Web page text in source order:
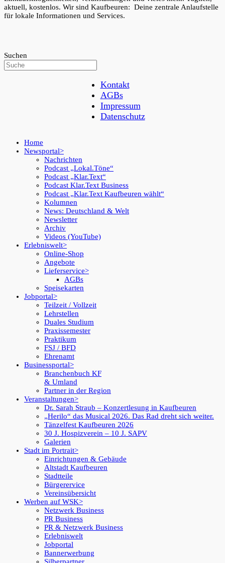
aktuell, kostenlos. Wir sind Kaufbeuren: Deine zentrale Anlaufstelle
für lokale Informationen und Services.
Suchen
Kontakt
AGBs
Impressum
Datenschutz
Home
Newsportal
Nachrichten
Podcast „Lokal.Töne“
Podcast „Klar.Text“
Podcast Klar.Text Business
Podcast „Klar.Text Kaufbeuren wählt“
Kolumnen
News: Deutschland & Welt
Newsletter
Archiv
Videos (YouTube)
Erlebniswelt
Online-Shop
Angebote
Lieferservice
AGBs
Speisekarten
Jobportal
Teilzeit / Vollzeit
Lehrstellen
Duales Studium
Praxissemester
Praktikum
FSJ / BFD
Ehrenamt
Businessportal
Branchenbuch KF
& Umland
Partner in der Region
Veranstaltungen
Dr. Sarah Straub – Konzertlesung in Kaufbeuren
„Herilo“ das Musical 2026. Das Rad dreht sich weiter.
Tänzelfest Kaufbeuren 2026
30 J. Hospizverein – 10 J. SAPV
Galerien
Stadt im Portrait
Einrichtungen & Gebäude
Altstadt Kaufbeuren
Stadtteile
Bürgerervice
Vereinsübersicht
Werben auf WSK
Netzwerk Business
PR Business
PR & Netzwerk Business
Erlebniswelt
Jobportal
Bannerwerbung
Silberpartner